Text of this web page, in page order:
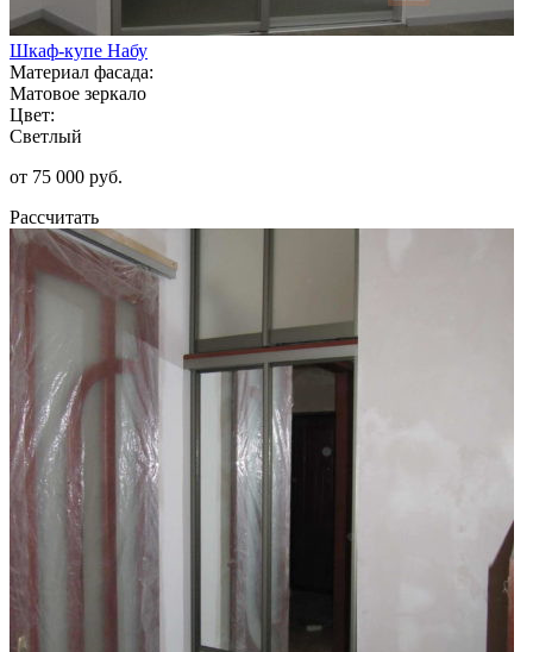
Шкаф-купе Набу
Материал фасада:
Матовое зеркало
Цвет:
Светлый
от 75 000 руб.
Рассчитать